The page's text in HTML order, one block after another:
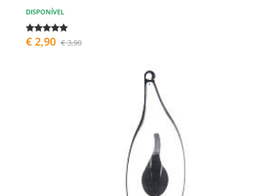
DISPONÍVEL
€ 2,90 € 3,90